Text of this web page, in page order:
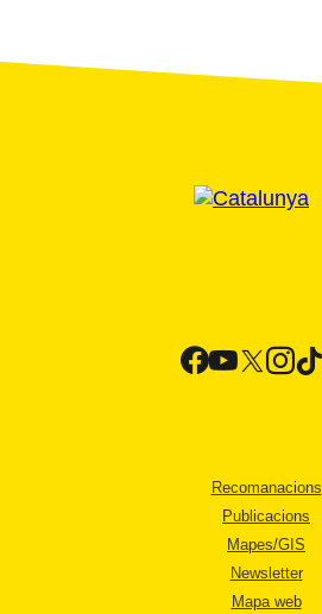
Recomanacions
Publicacions
Mapes/GIS
Newsletter
Mapa web